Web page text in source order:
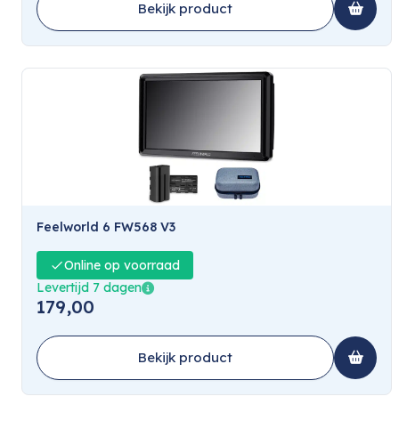
Bekijk product
Feelworld 6 FW568 V3
Online op voorraad
Levertijd 7 dagen
179,00
Bekijk product